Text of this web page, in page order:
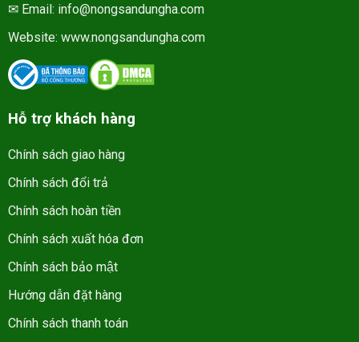
✉ Email: info@nongsandungha.com
Website: www.nongsandungha.com
Hỗ trợ khách hàng
Chính sách giao hàng
Chính sách đổi trả
Chính sách hoàn tiền
Chính sách xuất hóa đơn
Chính sách bảo mật
Hướng dẫn đặt hàng
Chính sách thanh toán